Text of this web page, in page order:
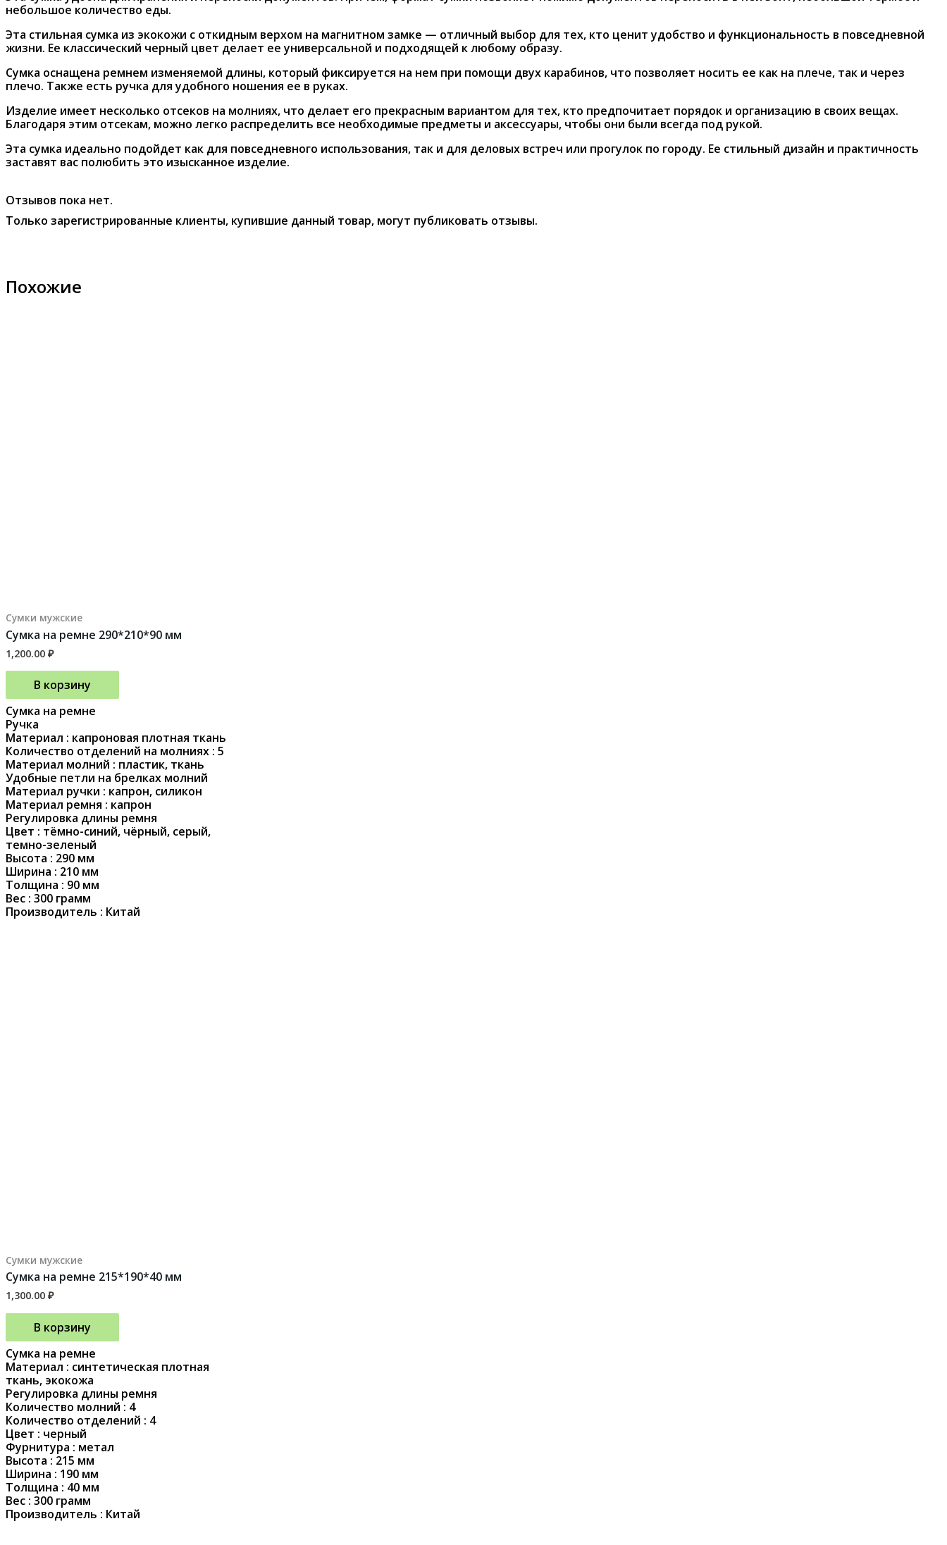
небольшое количество еды.
Эта стильная сумка из экокожи с откидным верхом на магнитном замке — отличный выбор для тех, кто ценит удобство и функциональность в повседневной
жизни. Ее классический черный цвет делает ее универсальной и подходящей к любому образу.
Сумка оснащена ремнем изменяемой длины, который фиксируется на нем при помощи двух карабинов, что позволяет носить ее как на плече, так и через
плечо. Также есть ручка для удобного ношения ее в руках.
Изделие имеет несколько отсеков на молниях, что делает его прекрасным вариантом для тех, кто предпочитает порядок и организацию в своих вещах.
Благодаря этим отсекам, можно легко распределить все необходимые предметы и аксессуары, чтобы они были всегда под рукой.
Эта сумка идеально подойдет как для повседневного использования, так и для деловых встреч или прогулок по городу. Ее стильный дизайн и практичность
заставят вас полюбить это изысканное изделие.
Отзывов пока нет.
Только зарегистрированные клиенты, купившие данный товар, могут публиковать отзывы.
Похожие
Сумки мужские
Сумка на ремне 290*210*90 мм
1,200.00 ₽
В корзину
Сумка на ремне
Ручка
Материал : капроновая плотная ткань
Количество отделений на молниях : 5
Материал молний : пластик, ткань
Удобные петли на брелках молний
Материал ручки : капрон, силикон
Материал ремня : капрон
Регулировка длины ремня
Цвет : тёмно-синий, чёрный, серый,
темно-зеленый
Высота : 290 мм
Ширина : 210 мм
Толщина : 90 мм
Вес : 300 грамм
Производитель : Китай
Сумки мужские
Сумка на ремне 215*190*40 мм
1,300.00 ₽
В корзину
Сумка на ремне
Материал : синтетическая плотная
ткань, экокожа
Регулировка длины ремня
Количество молний : 4
Количество отделений : 4
Цвет : черный
Фурнитура : метал
Высота : 215 мм
Ширина : 190 мм
Толщина : 40 мм
Вес : 300 грамм
Производитель : Китай